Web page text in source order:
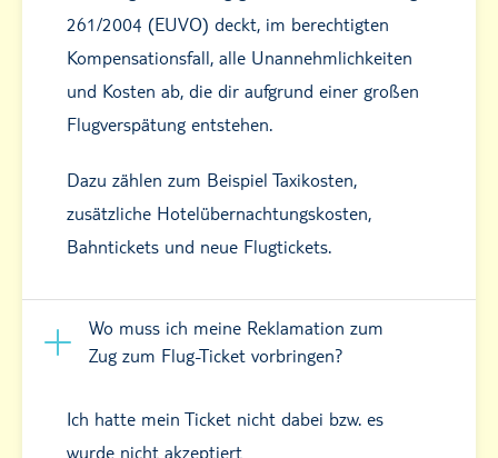
261/2004 (EUVO) deckt, im berechtigten
Kompensationsfall, alle Unannehmlichkeiten
und Kosten ab, die dir aufgrund einer großen
Flugverspätung entstehen.
Dazu zählen zum Beispiel Taxikosten,
zusätzliche Hotelübernachtungskosten,
Bahntickets und neue Flugtickets.
Wo muss ich meine Reklamation zum
Zug zum Flug-Ticket vorbringen?
Ich hatte mein Ticket nicht dabei bzw. es
wurde nicht akzeptiert